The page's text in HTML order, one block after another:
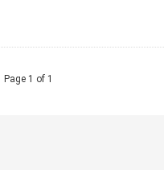
Page 1 of 1